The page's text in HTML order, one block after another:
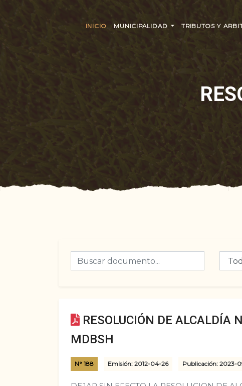
INICIO MUNICIPALIDAD TRIBUTOS Y
RESOLUCIÓN DE ALCALDÍA
MDBSH
N° 188 Emisión: 2012-04-26 Publicación: 2023-